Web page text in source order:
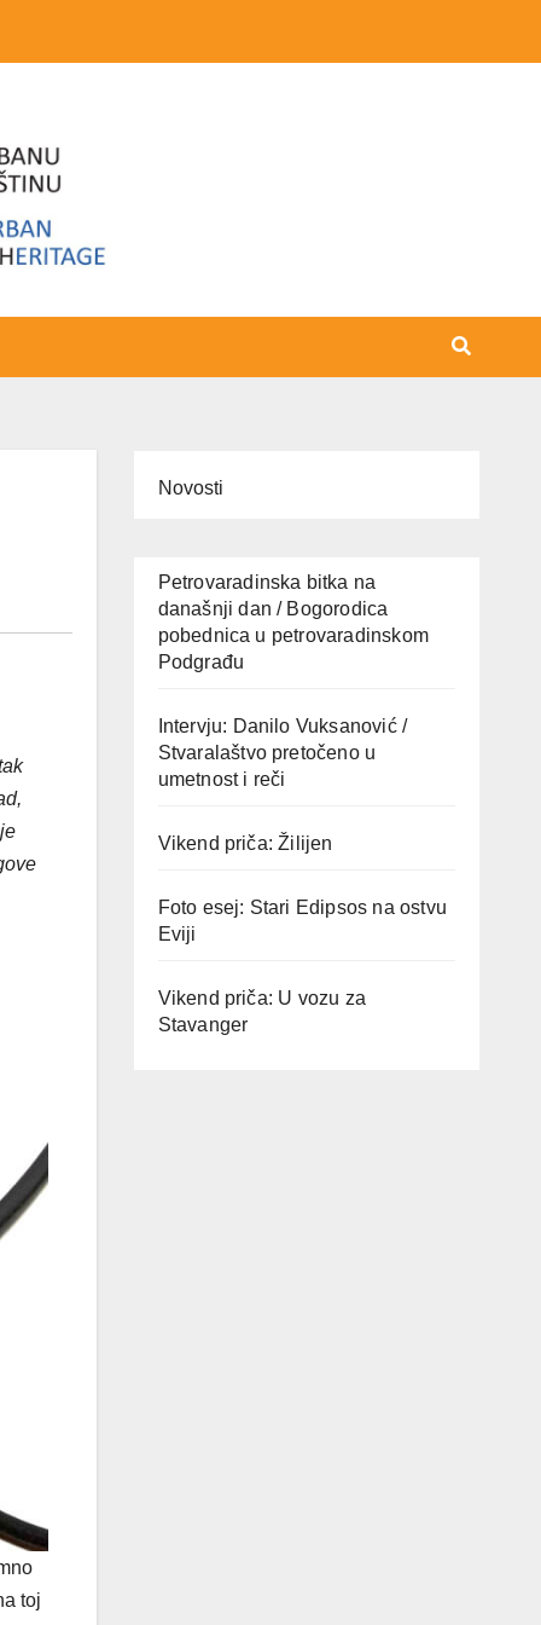
toj
Novosti
Petrovaradinska bitka na
današnji dan / Bogorodica
pobednica u petrovaradinskom
Podgrađu
Intervju: Danilo Vuksanović /
Stvaralaštvo pretočeno u
umetnost i reči
Vikend priča: Žilijen
Foto esej: Stari Edipsos na ostvu
Eviji
Vikend priča: U vozu za
Stavanger